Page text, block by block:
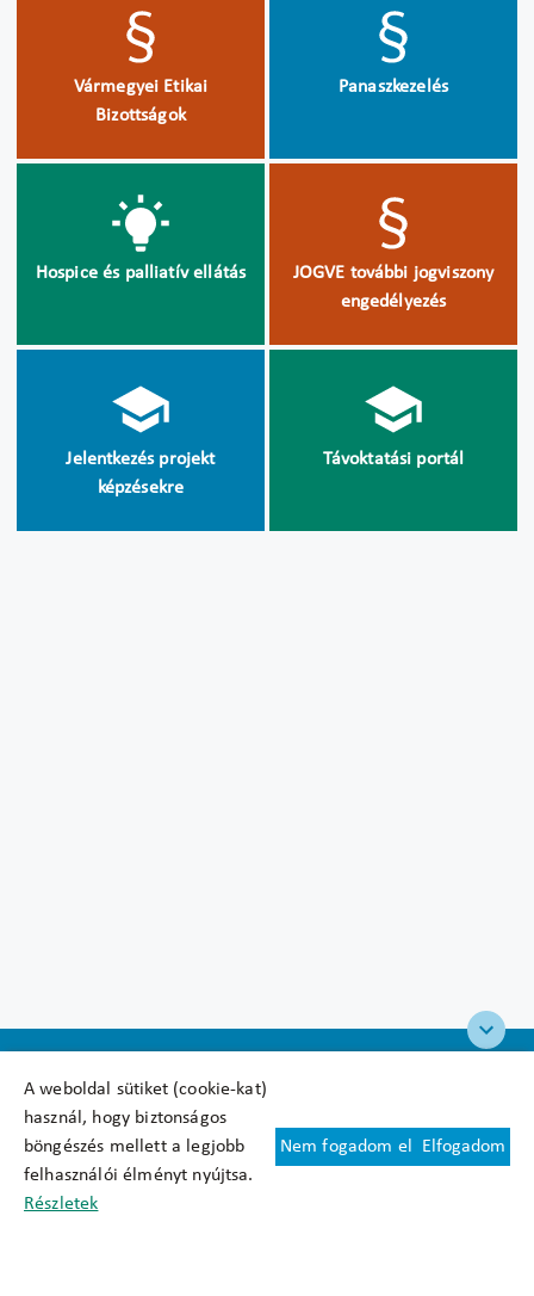
A weboldal sütiket (cookie-kat)
használ, hogy biztonságos
böngészés mellett a legjobb
felhasználói élményt nyújtsa.
Részletek
Nem fogadom el Elfogadom
Vármegyei Etikai
Bizottságok
Panaszkezelés
Hospice és palliatív ellátás
JOGVE további jogviszony
engedélyezés
Jelentkezés projekt
képzésekre
Távoktatási portál
Felhasználási feltételek